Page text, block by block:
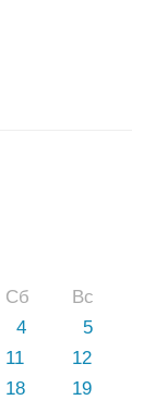
Сб
Вс
4
5
11
12
18
19